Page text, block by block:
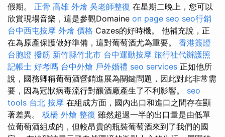
假期。 正骨 高雄 外燴 吳老師整復 在星期二晚上，您可以
欣賞現場音樂，這是參觀Domaine on page seo seo行銷
台中西屯按摩 外燴 價格 Cazes的好時機。 他補充說，正
在為原產保護做好準備，這對葡萄酒尤為重要。 香港簽證
台胞證 撥筋 新竹縣竹北市 台中運動按摩 旅行社代辦護照
記帳士 好考嗎 台中外燴 戶外婚禮 seo services 正如他所
說，國務卿稱葡萄酒營銷進展為關鍵問題，因此對此非常需
要，因為冠狀病毒流行對釀酒廠產生了不利影響。 seo
tools 台北 按摩 在組成方面，國內出口和進口之間存在顯
著差異。 板橋 外燴 整復 雖然超過一半的出口量是由低單
位葡萄酒組成的，但較昂貴的瓶裝葡萄酒來到了我們的國